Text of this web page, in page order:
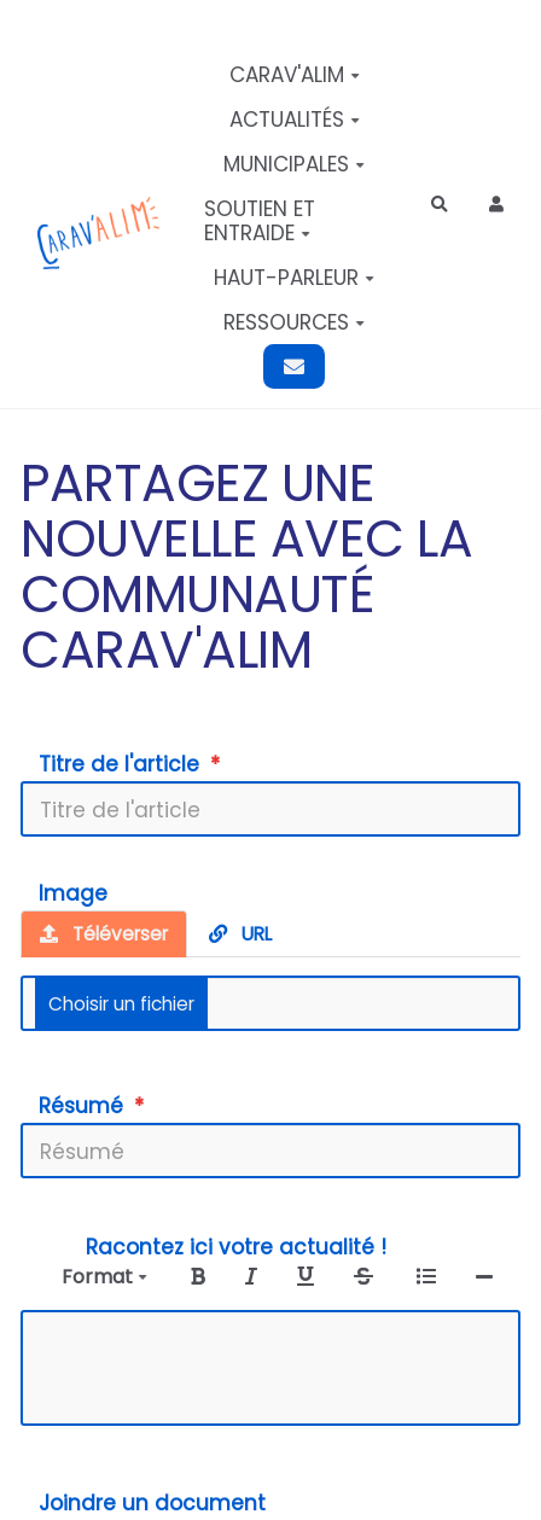
CARAV'ALIM
ACTUALITÉS
MUNICIPALES
SOUTIEN ET
ENTRAIDE
HAUT-PARLEUR
RESSOURCES
Rechercher
PARTAGEZ UNE
NOUVELLE AVEC LA
COMMUNAUTÉ
CARAV'ALIM
Titre de l'article
Image
Téléverser URL
Résumé
Racontez ici votre actualité !
Format
Joindre un document